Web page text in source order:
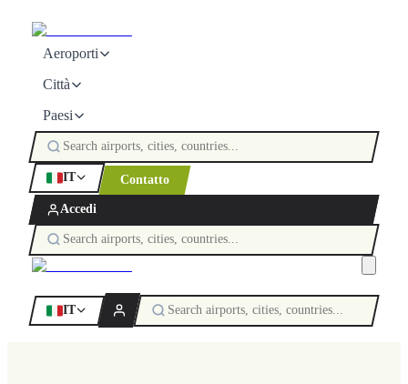
Aeroporti
Città
Paesi
IT Contatto
Accedi
IT